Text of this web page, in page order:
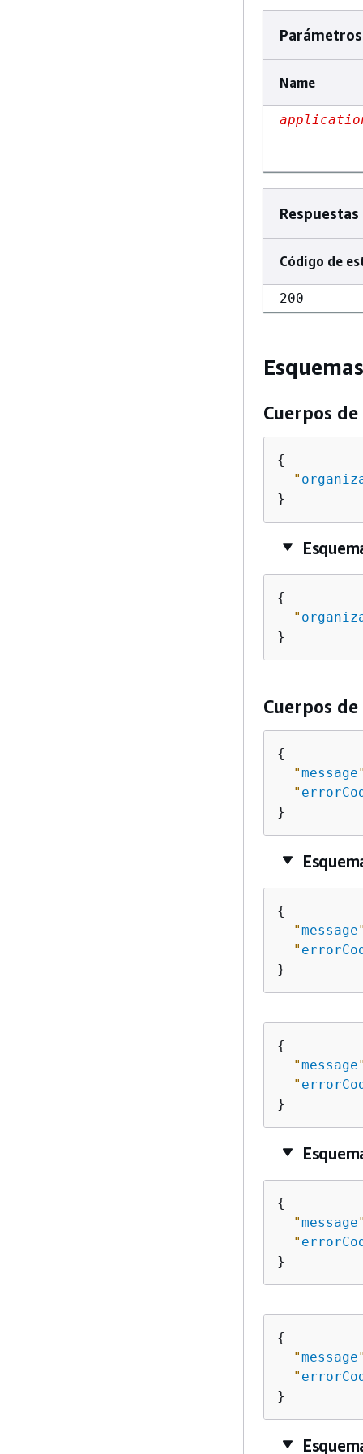
Name
Respuestas
Código de
200
Esquemas
Cuerpos
{
"
}
{
"
}
Cuerpos
{
"message
"
}
{
"message
"
}
{
"message
"
}
{
"message
"
}
{
"message
"
}